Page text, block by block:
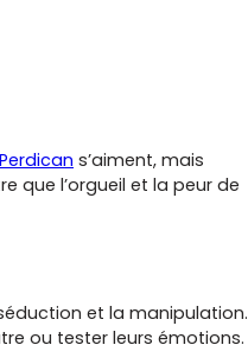
Perdican s’aiment, mais
que l’orgueil et la peur de
et la manipulation.
ou tester leurs émotions.